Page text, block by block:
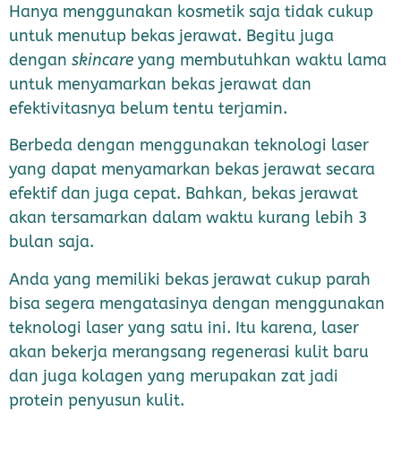
Hanya menggunakan kosmetik saja tidak cukup
untuk menutup bekas jerawat. Begitu juga
dengan skincare yang membutuhkan waktu lama
untuk menyamarkan bekas jerawat dan
efektivitasnya belum tentu terjamin.
Berbeda dengan menggunakan teknologi laser
yang dapat menyamarkan bekas jerawat secara
efektif dan juga cepat. Bahkan, bekas jerawat
akan tersamarkan dalam waktu kurang lebih 3
bulan saja.
Anda yang memiliki bekas jerawat cukup parah
bisa segera mengatasinya dengan menggunakan
teknologi laser yang satu ini. Itu karena, laser
akan bekerja merangsang regenerasi kulit baru
dan juga kolagen yang merupakan zat jadi
protein penyusun kulit.